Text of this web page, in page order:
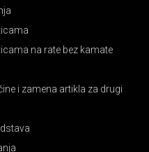
na rate bez kamate
i zamena artikla za drugi